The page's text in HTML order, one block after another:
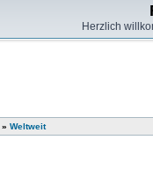
Herzlich
» Weltweit